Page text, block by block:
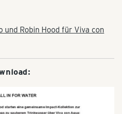
und Robin Hood für Viva con